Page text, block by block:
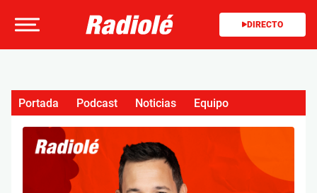
DIRECTO
Portada Podcast Noticias Equipo